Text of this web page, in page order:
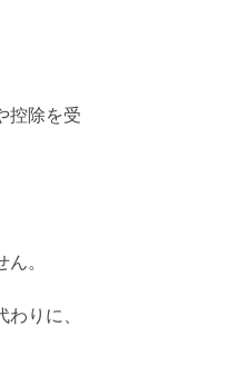
控除を受
。
りに、